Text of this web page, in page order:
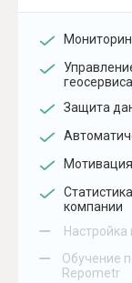
Защита
компании
– Настройка
–
Обучение
Repometr